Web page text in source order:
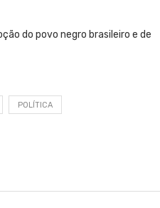
do povo negro brasileiro e de
POLÍTICA